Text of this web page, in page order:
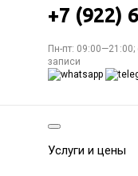
+7 (922)
Пн-пт:
записи
Услуги и цены